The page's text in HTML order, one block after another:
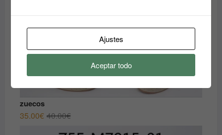
zuecos
40.00€El
35.00€
El
Ajustes
Aceptar todo